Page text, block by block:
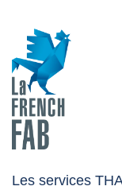
Les services